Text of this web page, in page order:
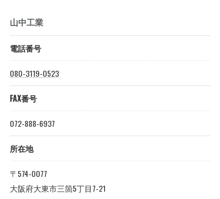
山中工業
電話番号
080-3119-0523
FAX番号
072-888-6937
所在地
〒574-0077
大阪府大東市三箇5丁目7-21